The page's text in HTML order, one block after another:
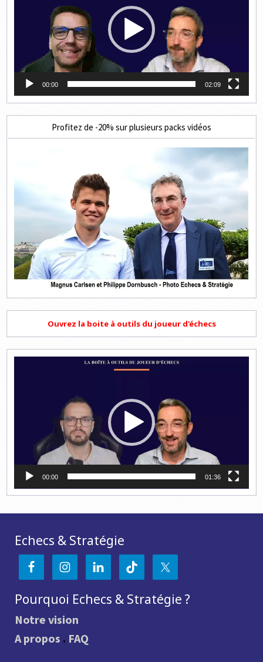
00:00 02:09
Profitez de -20% sur plusieurs packs vidéos
Ouvrez la boite à outils du joueur d'échecs
00:00 01:36
Echecs & Stratégie
Pourquoi Echecs & Stratégie ?
Notre vision
A propos . FAQ